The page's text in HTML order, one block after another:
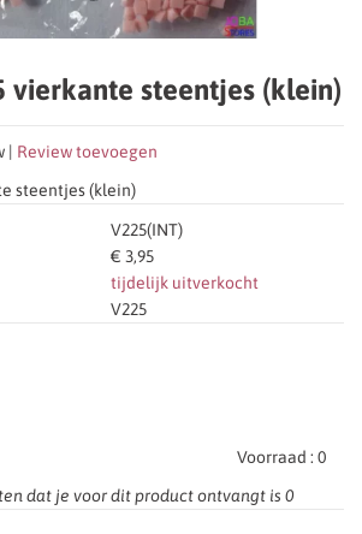
vierkante steentjes (klein)
| Review toevoegen
steentjes (klein)
V225(INT)
€ 3,95
tijdelijk uitverkocht
V225
Voorraad : 0
dat je voor dit product ontvangt is 0